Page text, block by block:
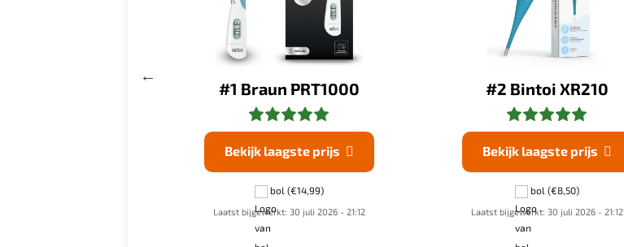
#1 Braun PRT1000
Bekijk laagste prijs 
bol (€14,99)
Laatst bijgewerkt: 30 juli 2026 - 21:12
#2 Bintoi XR210
Bekijk laagste prijs 
bol (€8,50)
Laatst bijgewerkt: 30 juli 2026 - 21:12